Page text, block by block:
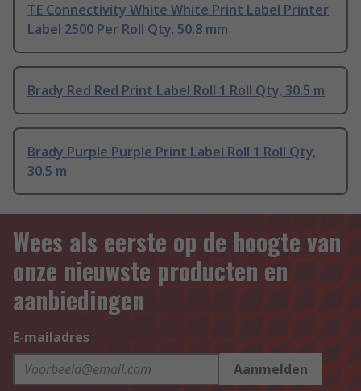
TE Connectivity White White Print Label Printer
Label 2500 Per Roll Qty, 50.8 mm
Brady Red Red Print Label Roll 1 Roll Qty, 30.5 m
Brady Purple Purple Print Label Roll 1 Roll Qty,
30.5 m
Wees als eerste op de hoogte van
onze nieuwste producten en
aanbiedingen
E-mailadres
Aanmelden